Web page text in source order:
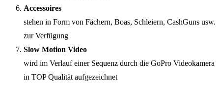
Accessoires
stehen in Form von Fächern, Boas, Schleiern, CashGuns usw.
zur Verfügung
Slow Motion Video
wird im Verlauf einer Sequenz durch die GoPro Videokamera
in TOP Qualität aufgezeichnet